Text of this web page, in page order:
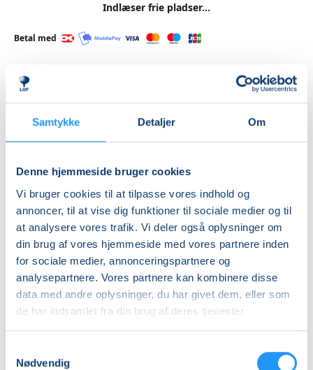
Samtykke Detaljer Om
Denne hjemmeside bruger cookies
Vi bruger cookies til at tilpasse vores indhold og
annoncer, til at vise dig funktioner til sociale medier og til
at analysere vores trafik. Vi deler også oplysninger om
din brug af vores hjemmeside med vores partnere inden
for sociale medier, annonceringspartnere og
analysepartnere. Vores partnere kan kombinere disse
data med andre oplysninger, du har givet dem, eller som
de har indsamlet fra din brug af deres tjenester.
Nødvendig
Indlæser frie pladser...
Betal med
Priser
Info
Nummer
462258A
Mødegang
søndag 08.11.2026, kl. 09.00 - 17.00
Antal mødegange
1mødegang
Adresse